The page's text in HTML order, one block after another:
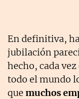
En definitiva,
jubilación
hecho, cada
todo el mundo
que muchos